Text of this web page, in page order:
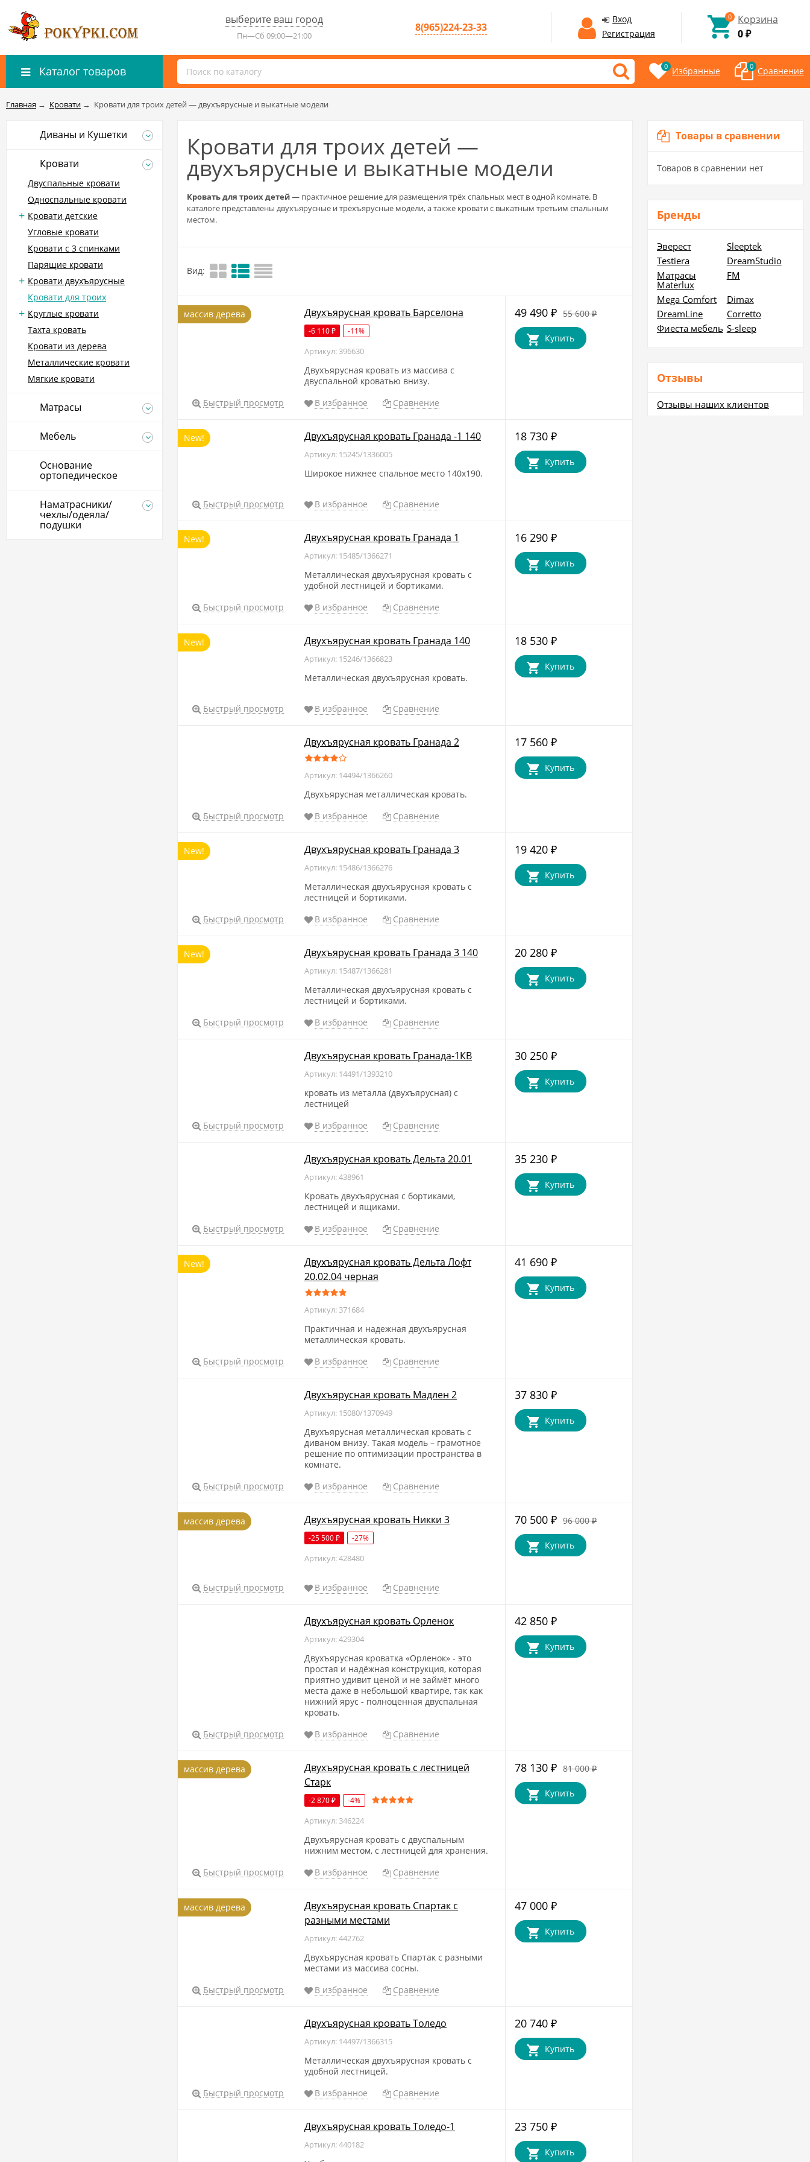
выберите ваш город
Пн—Сб 09:00—21:00
8(965)224-23-33
Вход
Регистрация
0
Корзина
0₽
Каталог товаров 0 Избранные 0 Сравнение
Главная → Кровати → Кровати для троих детей — двухъярусные и выкатные модели
Товары в сравнении
Товаров в сравнении нет
Бренды
Эверест
Sleeptek
Testiera
DreamStudio
Матрасы
Materlux
FM
Mega Comfort
Dimax
DreamLine
Corretto
Фиеста мебель S-sleep
Отзывы
Отзывы наших клиентов
Диваны и Кушетки
Кровати
Двуспальные кровати
Односпальные кровати
Кровати детские
Угловые кровати
Кровати с 3 спинками
Парящие кровати
Кровати двухъярусные
Кровати для троих
Круглые кровати
Тахта кровать
Кровати из дерева
Металлические кровати
Мягкие кровати
Матрасы
Мебель
Основание
ортопедическое
Наматрасники/
чехлы/одеяла/
подушки
Кровати для троих детей —
двухъярусные и выкатные модели
Кровать для троих детей— практичное решение для размещения трёх спальных мест в одной комнате. В
каталоге представлены двухъярусные и трёхъярусные модели, а также кровати с выкатным третьим спальным
местом.
Вид:
массив дерева Двухъярусная кровать Барселона
-6 110 ₽ -11%
Артикул: 396630
Двухъярусная кровать из массива с
двуспальной кроватью внизу.
49 490 ₽ 55 600₽
Купить
Быстрый просмотр В избранное Сравнение
New! Двухъярусная кровать Гранада -1 140
Артикул: 15245/1336005
Широкое нижнее спальное место 140х190.
18 730 ₽
Купить
Быстрый просмотр В избранное Сравнение
New! Двухъярусная кровать Гранада 1
Артикул: 15485/1366271
Металлическая двухъярусная кровать с
удобной лестницей и бортиками.
16 290 ₽
Купить
Быстрый просмотр В избранное Сравнение
New! Двухъярусная кровать Гранада 140
Артикул: 15246/1366823
Металлическая двухъярусная кровать.
18 530 ₽
Купить
Быстрый просмотр В избранное Сравнение
Двухъярусная кровать Гранада 2
Артикул: 14494/1366260
Двухъярусная металлическая кровать.
17 560 ₽
Купить
Быстрый просмотр В избранное Сравнение
New! Двухъярусная кровать Гранада 3
Артикул: 15486/1366276
Металлическая двухъярусная кровать с
лестницей и бортиками.
19 420 ₽
Купить
Быстрый просмотр В избранное Сравнение
New! Двухъярусная кровать Гранада 3 140
Артикул: 15487/1366281
Металлическая двухъярусная кровать с
лестницей и бортиками.
20 280 ₽
Купить
Быстрый просмотр В избранное Сравнение
Двухъярусная кровать Гранада-1КВ
Артикул: 14491/1393210
кровать из металла (двухъярусная) с
лестницей
30 250 ₽
Купить
Быстрый просмотр В избранное Сравнение
Двухъярусная кровать Дельта 20.01
Артикул: 438961
Кровать двухъярусная с бортиками,
лестницей и ящиками.
35 230 ₽
Купить
Быстрый просмотр В избранное Сравнение
New!
Двухъярусная кровать Дельта Лофт
20.02.04 черная
Артикул: 371684
Практичная и надежная двухъярусная
металлическая кровать.
41 690 ₽
Купить
Быстрый просмотр В избранное Сравнение
Двухъярусная кровать Мадлен 2
Артикул: 15080/1370949
Двухъярусная металлическая кровать с
диваном внизу. Такая модель – грамотное
решение по оптимизации пространства в
комнате.
37 830 ₽
Купить
Быстрый просмотр В избранное Сравнение
массив дерева Двухъярусная кровать Никки 3
-25 500 ₽ -27%
Артикул: 428480
70 500 ₽ 96 000₽
Купить
Быстрый просмотр В избранное Сравнение
Двухъярусная кровать Орленок
Артикул: 429304
Двухъярусная кроватка «Орленок» - это
простая и надёжная конструкция, которая
приятно удивит ценой и не займёт много
места даже в небольшой квартире, так как
нижний ярус - полноценная двуспальная
кровать.
42 850 ₽
Купить
Быстрый просмотр В избранное Сравнение
массив дерева
Двухъярусная кровать с лестницей
Старк
-2 870 ₽ -4%
Артикул: 346224
Двухъярусная кровать с двуспальным
нижним местом, с лестницей для хранения.
78 130 ₽ 81 000₽
Купить
Быстрый просмотр В избранное Сравнение
массив дерева
Двухъярусная кровать Спартак с
разными местами
Артикул: 442762
Двухъярусная кровать Спартак с разными
местами из массива сосны.
47 000 ₽
Купить
Быстрый просмотр В избранное Сравнение
Двухъярусная кровать Толедо
Артикул: 14497/1366315
Металлическая двухъярусная кровать с
удобной лестницей.
20 740 ₽
Купить
Быстрый просмотр В избранное Сравнение
Двухъярусная кровать Толедо-1
Артикул: 440182
23 750 ₽
Купить